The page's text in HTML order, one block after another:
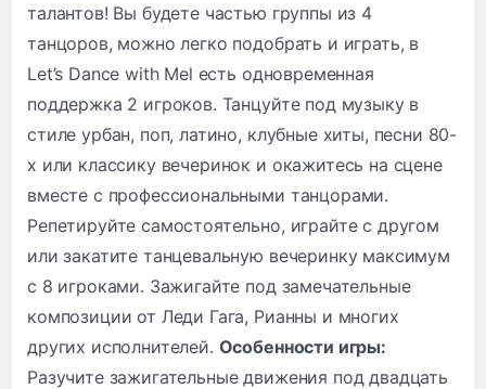
талантов! Вы будете частью группы из 4
танцоров, можно легко подобрать и играть, в
Let’s Dance with Mel есть одновременная
поддержка 2 игроков. Танцуйте под музыку в
стиле урбан, поп, латино, клубные хиты, песни 80-
х или классику вечеринок и окажитесь на сцене
вместе с профессиональными танцорами.
Репетируйте самостоятельно, играйте с другом
или закатите танцевальную вечеринку максимум
с 8 игроками. Зажигайте под замечательные
композиции от Леди Гага, Рианны и многих
других исполнителей. Особенности игры:
Разучите зажигательные движения под двадцать